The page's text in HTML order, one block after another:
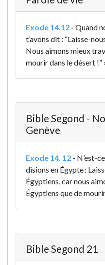
Exode 14.12 - Quand
t’avons dit : “Laisse-
Nous aimons mieux
mourir dans le désert !”
Bible Segond -
Genève
Exode 14. 12 - N’est-
disions en Égypte :
Égyptiens, car nous
Égyptiens que de
Bible Segond 21